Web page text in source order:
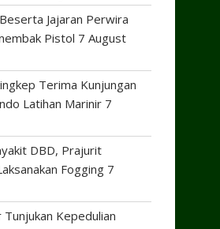
Jajaran Perwira
Pistol 7 August
Terima Kunjungan
Latihan Marinir 7
DBD, Prajurit
Fogging 7
Kepedulian